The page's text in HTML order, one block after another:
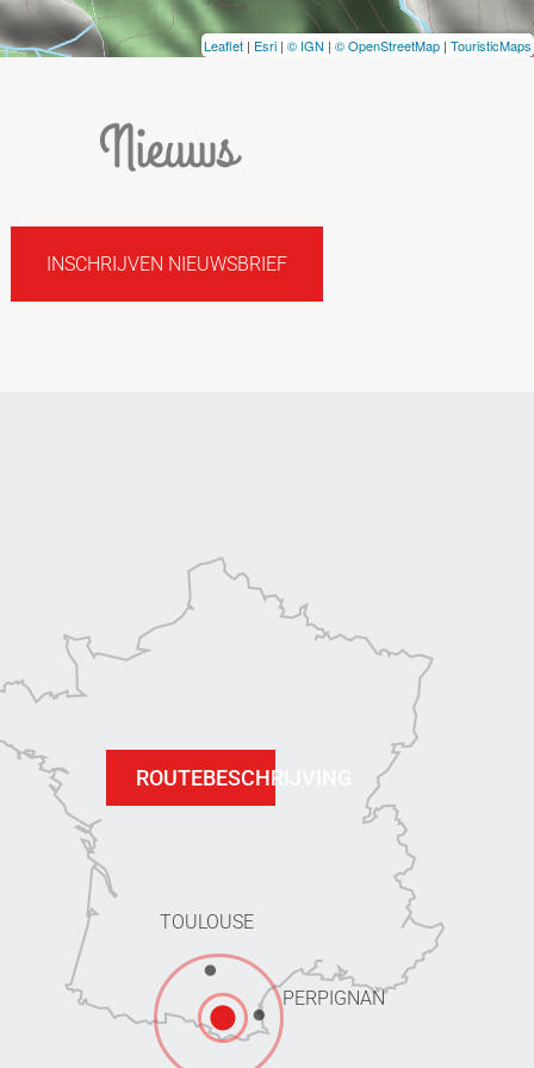
Leaflet | Esri | © IGN | © OpenStreetMap | TouristicMaps
Nieuws
INSCHRIJVEN NIEUWSBRIEF
TOULOUSE
PERPIGNAN
ROUTEBESCHRIJVING